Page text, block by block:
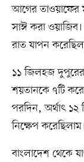
আগের তাওয়াফের
সাঈ করা ওয়াজিব।
রাত যাপন
১১ জিলহজ
শয়তানকে ৭টি
পরদিন, অর্থাৎ
নিক্ষেপ করেছিলাম।
বাংলাদেশ থেকে